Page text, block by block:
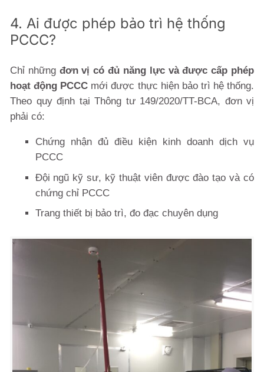
4. Ai được phép bảo trì hệ thống
PCCC?
Chỉ những đơn vị có đủ năng lực và được cấp phép
hoạt động PCCC mới được thực hiện bảo trì hệ thống.
Theo quy định tại Thông tư 149/2020/TT-BCA, đơn vị
phải có:
Chứng nhận đủ điều kiện kinh doanh dịch vụ
PCCC
Đội ngũ kỹ sư, kỹ thuật viên được đào tạo và có
chứng chỉ PCCC
Trang thiết bị bảo trì, đo đạc chuyên dụng